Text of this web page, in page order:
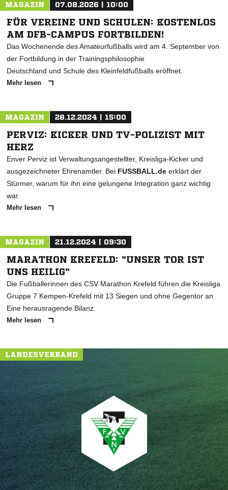
MAGAZIN 07.08.2026 | 10:00
FÜR VEREINE UND SCHULEN: KOSTENLOS
AM DFB-CAMPUS FORTBILDEN!
Das Wochenende des Amateurfußballs wird am 4. September von
der Fortbildung in der Trainingsphilosophie
Deutschland und Schule des Kleinfeldfußballs eröffnet.
Mehr lesen
MAGAZIN 28.12.2024 | 15:00
PERVIZ: KICKER UND TV-POLIZIST MIT
HERZ
Enver Perviz ist Verwaltungsangestellter, Kreisliga-Kicker und
ausgezeichneter Ehrenamtler. Bei FUSSBALL.de erklärt der
Stürmer, warum für ihn eine gelungene Integration ganz wichtig
war.
Mehr lesen
MAGAZIN 21.12.2024 | 09:30
MARATHON KREFELD: "UNSER TOR IST
UNS HEILIG"
Die Fußballerinnen des CSV Marathon Krefeld führen die Kreisliga
Gruppe 7 Kempen-Krefeld mit 13 Siegen und ohne Gegentor an.
Eine herausragende Bilanz.
Mehr lesen
LANDESVERBAND